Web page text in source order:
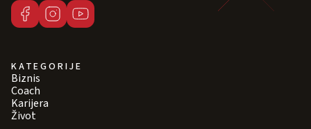
KATEGORIJE
Biznis
Coach
Karijera
Život